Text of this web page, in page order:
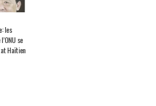
les
se
Haïtien